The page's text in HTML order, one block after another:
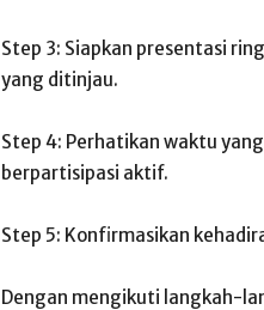
Step 3: Siapkan presentasi
yang ditinjau.
Step 4: Perhatikan waktu
berpartisipasi aktif.
Step 5: Konfirmasikan
Dengan mengikuti langkah-